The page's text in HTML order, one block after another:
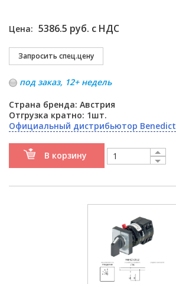
Цена: 5386.5 руб. с НДС
под заказ, 12+ недель
Страна бренда: Австрия
Отгрузка кратно: 1шт.
Официальный дистрибьютор Benedict
В корзину